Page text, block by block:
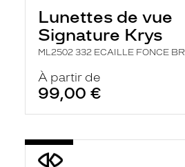
Lunettes de vue
Signature Krys
ML2502 332 ECAILLE FONCE BR
À partir de
99,00 €